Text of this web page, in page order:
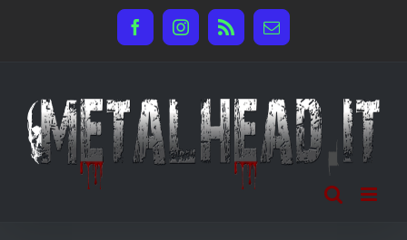
FacebookInstagram
Rss Email